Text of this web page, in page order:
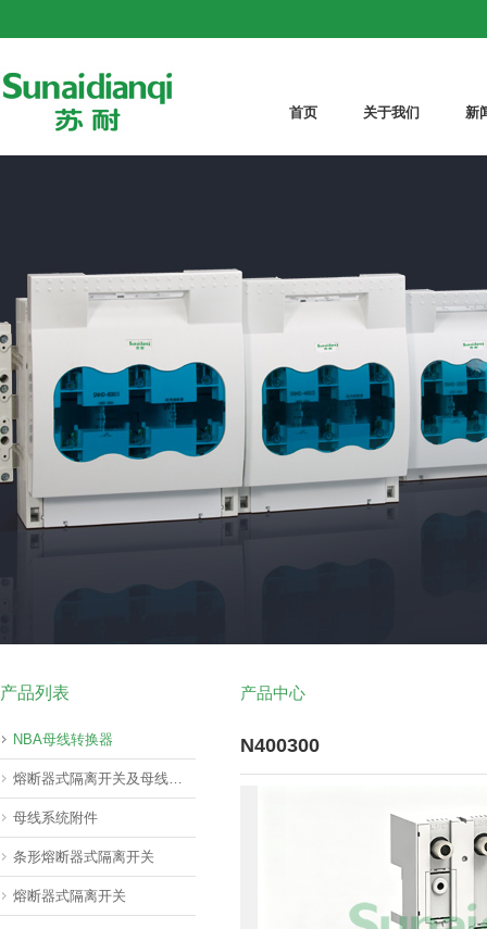
首页 关于我们 新
产品列表
NBA母线转换器
熔断器式隔离开关及母线转器60mm(挂接式)
母线系统附件
条形熔断器式隔离开关
熔断器式隔离开关
产品中心
N400300